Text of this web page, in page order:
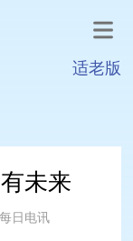
适老版
未来
日电讯